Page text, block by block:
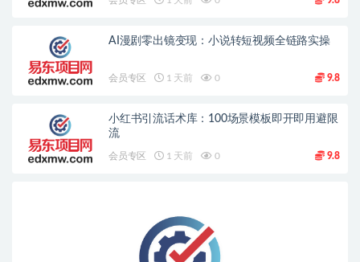
AI漫剧零出镜变现：小说转短视频全链路实操
会员专区 1 天前 0 9.8
小红书引流话术库：100场景模板即开即用避限
流
会员专区 1 天前 0 9.8